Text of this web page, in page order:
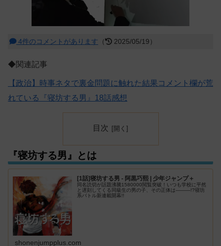
4件のコメントがあります （ 2025/05/19）
◆関連記事
【政治】時事ネタで裏金問題に触れた結果コメント欄が荒
れている『寝坊する男』18話感想
目次
『寝坊する男』とは
[1話]寝坊する男 - 阿黒巧熙 | 少年ジャンプ＋
同名読切が話題沸騰1580000閲覧突破！いつも学校に平然
と遅刻してくる同級生の男の子、その正体は―――!?寝坊
系バトル新連載開幕!!
shonenjumpplus.com